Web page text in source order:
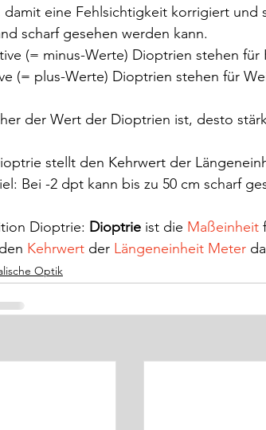
damit eine Fehlsichtigkeit korrigiert
scharf gesehen werden kann.
(= minus-Werte) Dioptrien stehen für
(= plus-Werte) Dioptrien stehen für
der Wert der Dioptrien ist, desto
stellt den Kehrwert der
Bei -2 dpt kann bis zu 50 cm scharf
Dioptrie: Dioptrie ist die Maßeinheit
Kehrwert der Längeneinheit Meter
Optik